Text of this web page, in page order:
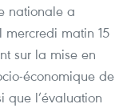
nationale a
matin 15
sur la mise en
économique de
que l’évaluation